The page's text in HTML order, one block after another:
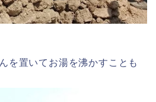
を置いてお湯を沸かすことも